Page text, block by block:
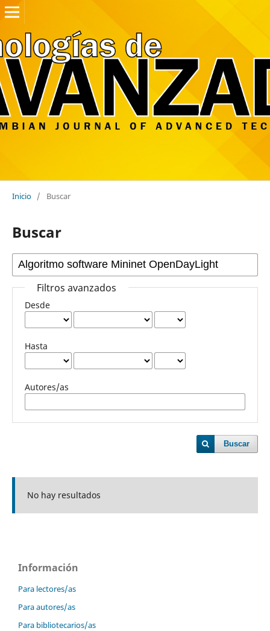
Inicio / Buscar
Buscar
Filtros avanzados
Desde
Hasta
Autores/as
Buscar
No hay resultados
Información
Para lectores/as
Para autores/as
Para bibliotecarios/as